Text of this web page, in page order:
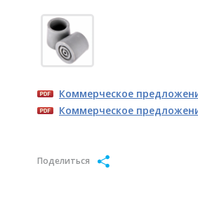
Коммерческое
Коммерческое
Поделиться